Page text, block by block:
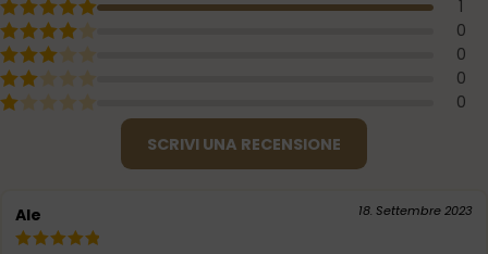
1
0
0
0
0
SCRIVI UNA RECENSIONE
Ale 18. Settembre 2023